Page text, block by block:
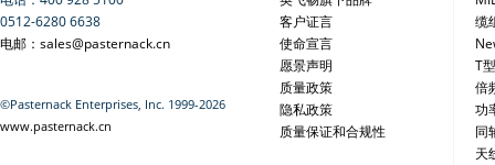
0512-6280 6638
电邮：sales@pasternack.cn
©Pasternack Enterprises, Inc. 1999-2026
www.pasternack.cn
客户证言
使命宣言
愿景声明
质量政策
隐私政策
质量保证和合规性
缆
T
倍
功
同
天